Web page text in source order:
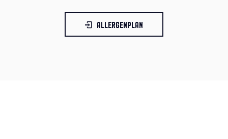
ALLERGENPLAN